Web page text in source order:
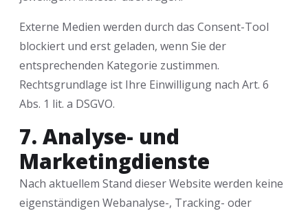
Externe Medien werden durch das Consent-Tool
blockiert und erst geladen, wenn Sie der
entsprechenden Kategorie zustimmen.
Rechtsgrundlage ist Ihre Einwilligung nach Art. 6
Abs. 1 lit. a DSGVO.
7. Analyse- und
Marketingdienste
Nach aktuellem Stand dieser Website werden keine
eigenständigen Webanalyse-, Tracking- oder